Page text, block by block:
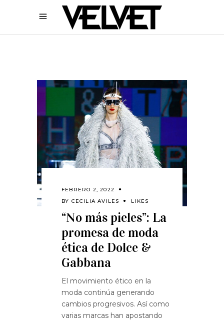
FEBRERO 2, 2022
BY CECILIA AVILES LIKES
“No más pieles”: La
promesa de moda
ética de Dolce &
Gabbana
El movimiento ético en la
moda continúa generando
cambios progresivos. Así como
varias marcas han apostando